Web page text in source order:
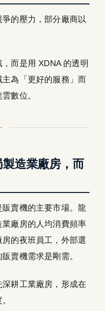
的壓力，部分廠商以
而是用 XDNA 的透明
為「更好的服務」而
數位。
造業廠房，而
賣機的主要市場。龍
廠房的人均消費頻率
的夜班員工，外部選
賣機需求是剛需。
耕工業廠房，形成在